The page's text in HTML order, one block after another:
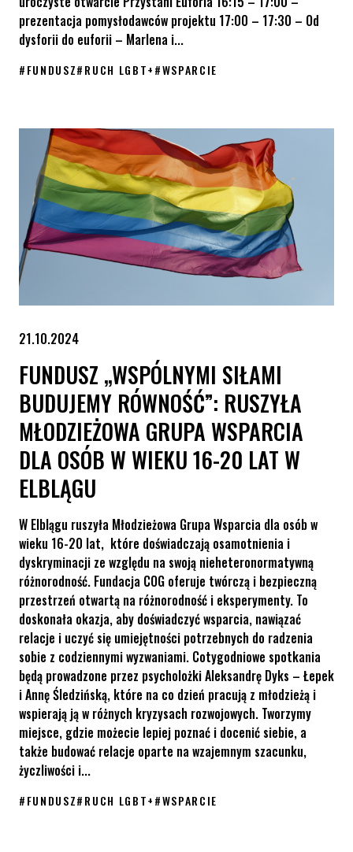
prezentacja pomysłodawców projektu 17:00 – 17:30 – Od
dysforii do euforii – Marlena i...
#FUNDUSZ#RUCH LGBT+#WSPARCIE
21.10.2024
FUNDUSZ „WSPÓLNYMI SIŁAMI
BUDUJEMY RÓWNOŚĆ”: RUSZYŁA
MŁODZIEŻOWA GRUPA WSPARCIA
DLA OSÓB W WIEKU 16-20 LAT W
ELBLĄGU
W Elblągu ruszyła Młodzieżowa Grupa Wsparcia dla osób w
wieku 16-20 lat, które doświadczają osamotnienia i
dyskryminacji ze względu na swoją nieheteronormatywną
różnorodność. Fundacja COG oferuje twórczą i bezpieczną
przestrzeń otwartą na różnorodność i eksperymenty. To
doskonała okazja, aby doświadczyć wsparcia, nawiązać
relacje i uczyć się umiejętności potrzebnych do radzenia
sobie z codziennymi wyzwaniami. Cotygodniowe spotkania
będą prowadzone przez psycholożki Aleksandrę Dyks – Łepek
i Annę Śledzińską, które na co dzień pracują z młodzieżą i
wspierają ją w różnych kryzysach rozwojowych. Tworzymy
miejsce, gdzie możecie lepiej poznać i docenić siebie, a
także budować relacje oparte na wzajemnym szacunku,
życzliwości i...
#FUNDUSZ#RUCH LGBT+#WSPARCIE